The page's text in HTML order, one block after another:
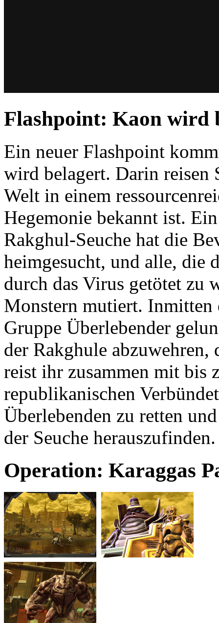
Flashpoint: Kaon wird
Ein neuer Flashpoint
wird belagert. Darin reisen
Welt in einem
Hegemonie bekannt ist.
Rakghul-Seuche hat die
heimgesucht, und alle, die
durch das Virus getötet zu
Monstern mutiert. Inmitten
Gruppe Überlebender
der Rakghule
reist ihr zusammen mit bis
republikanischen
Überlebenden zu retten
der Seuche herauszufinden.
Operation: Karaggas